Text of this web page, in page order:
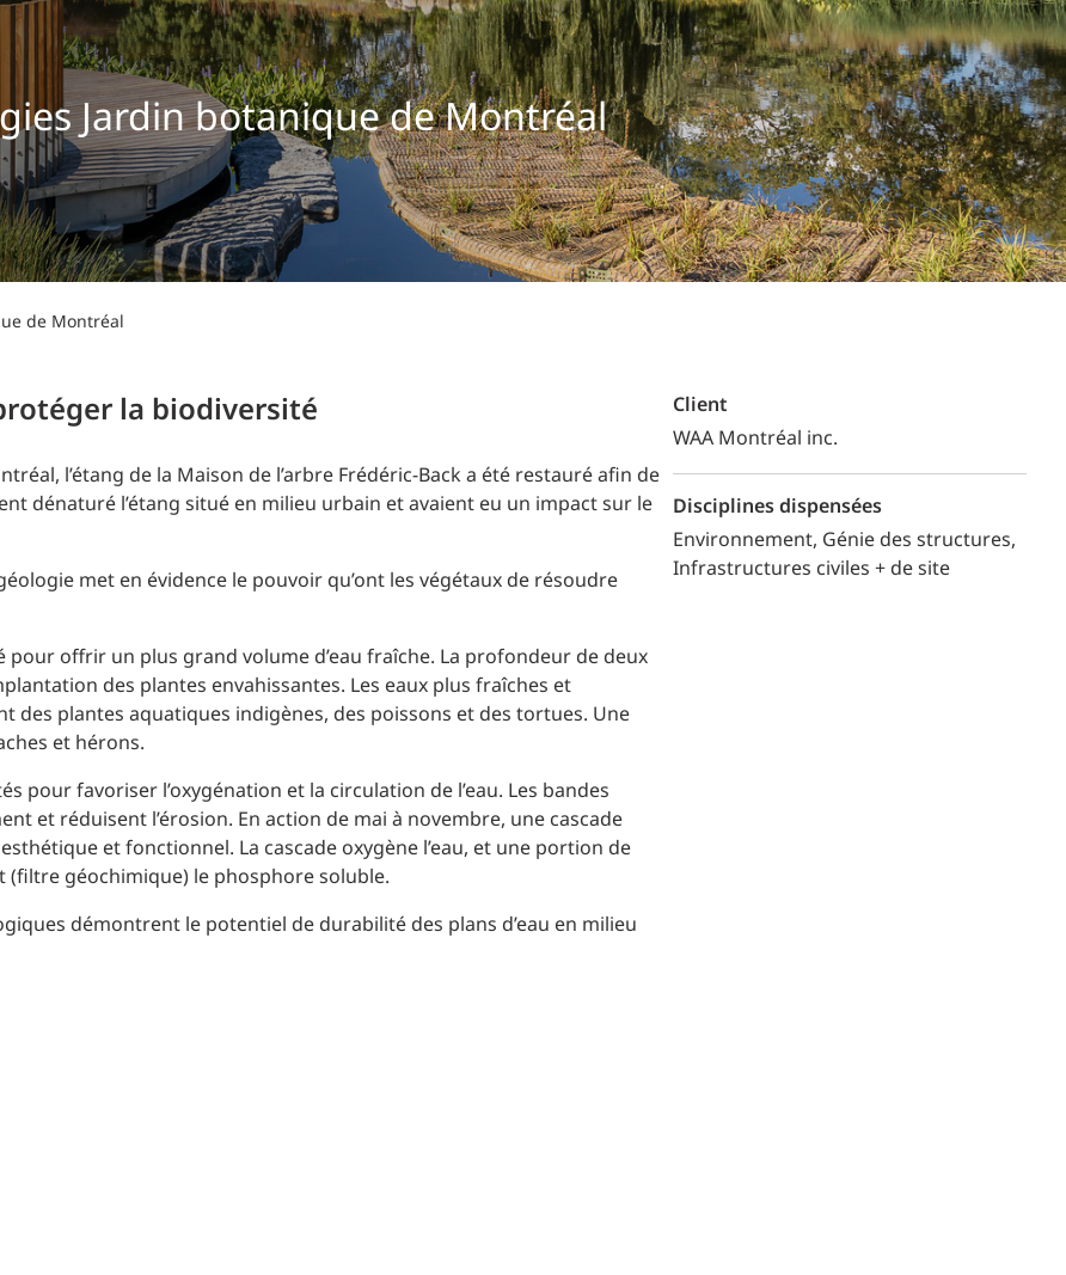
DONNÉES
INDUSTRIEL
SCIENCES + TECHNOLOGIES
SANTÉ
Commerce de détail
HÔTELS + JEU
DIVERTISSEMENT + SPORTS
ARTS + CULTURE
Conception d’éclairage
Planification des transports
Ingénierie + modélisation de la circulation
Jardin botanique de Montréal
de Montréal
la biodiversité
l’étang de la Maison de l’arbre Frédéric-Back a été restauré afin de
dénaturé l’étang situé en milieu urbain et avaient eu un impact sur le
met en évidence le pouvoir qu’ont les végétaux de résoudre
pour offrir un plus grand volume d’eau fraîche. La profondeur de deux
des plantes envahissantes. Les eaux plus fraîches et
plantes aquatiques indigènes, des poissons et des tortues. Une
et hérons.
pour favoriser l’oxygénation et la circulation de l’eau. Les bandes
et réduisent l’érosion. En action de mai à novembre, une cascade
et fonctionnel. La cascade oxygène l’eau, et une portion de
(filtre géochimique) le phosphore soluble.
démontrent le potentiel de durabilité des plans d’eau en milieu
Client
WAA Montréal inc.
Disciplines dispensées
Environnement Génie des structures
Infrastructures civiles + de site